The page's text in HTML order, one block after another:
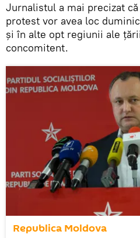
Jurnalistul a mai precizat
protest vor avea loc
și în alte opt regiunii ale
concomitent.
Republica Moldova